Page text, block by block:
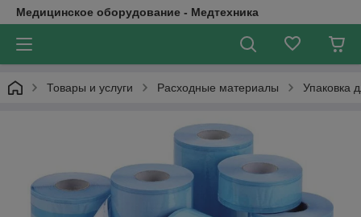
Медицинское оборудование - Медтехника
Товары и услуги Расходные материалы Упаковка